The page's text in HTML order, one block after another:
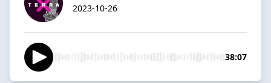
2023-10-26
38:07